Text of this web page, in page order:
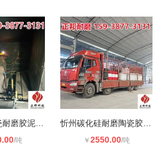
/吨 ￥ 2550.00/吨